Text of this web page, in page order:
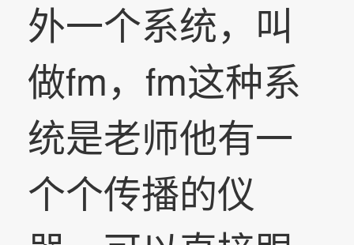
外一个系统，叫
做fm，fm这种系
统是老师他有一
个个传播的仪